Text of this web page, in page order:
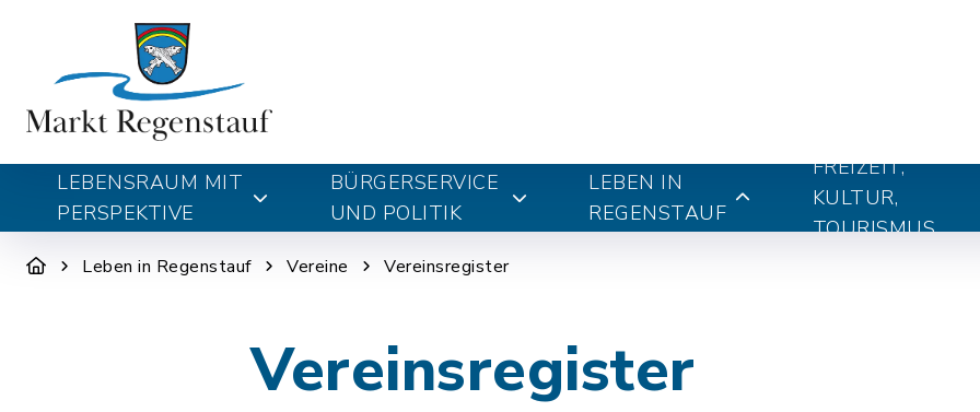
LEBENSRAUM MIT
PERSPEKTIVE
BÜRGERSERVICE
UND POLITIK
LEBEN IN
REGENSTAUF
FREIZEIT,
KULTUR,
TOURISMUS
Leben in Regenstauf Vereine Vereinsregister
Vereinsregister